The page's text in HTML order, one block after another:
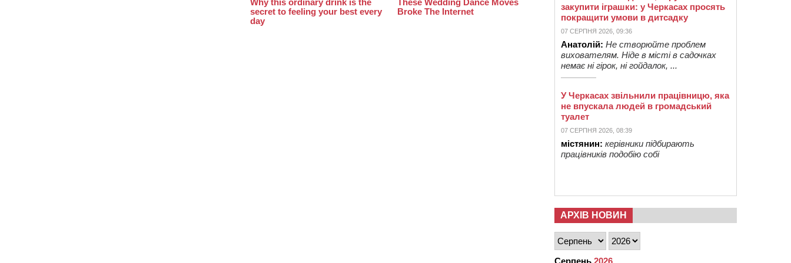
закупити іграшки: у Черкасах просять
покращити умови в дитсадку
07 СЕРПНЯ 2026, 09:36
Анатолій: Не створюйте проблем
вихователям. Ніде в місті в садочках
немає ні гірок, ні гойдалок, ...
У Черкасах звільнили працівницю, яка
не впускала людей в громадський
туалет
07 СЕРПНЯ 2026, 08:39
містянин: керівники підбирають
працівників подобію собі
АРХІВ НОВИН
Серпень 2026